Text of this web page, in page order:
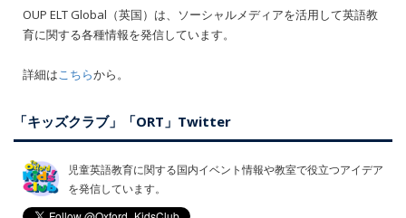
OUP ELT Global（英国）は、ソーシャルメディアを活用して英語教
育に関する各種情報を発信しています。
詳細はこちらから。
「キッズクラブ」「ORT」Twitter
児童英語教育に関する国内イベント情報や教室で役立つアイデア
を発信しています。